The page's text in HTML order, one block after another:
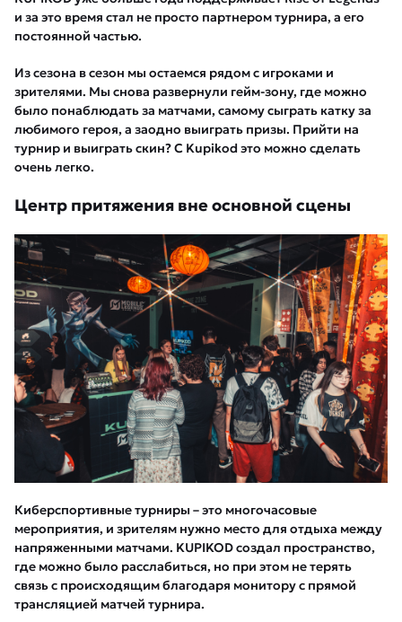
и за это время стал не просто партнером турнира, а его
постоянной частью.
Из сезона в сезон мы остаемся рядом с игроками и
зрителями. Мы снова развернули гейм-зону, где можно
было понаблюдать за матчами, самому сыграть катку за
любимого героя, а заодно выиграть призы. Прийти на
турнир и выиграть скин? С Kupikod это можно сделать
очень легко.
Центр притяжения вне основной сцены
Киберспортивные турниры – это многочасовые
мероприятия, и зрителям нужно место для отдыха между
напряженными матчами. KUPIKOD создал пространство,
где можно было расслабиться, но при этом не терять
связь с происходящим благодаря монитору с прямой
трансляцией матчей турнира.